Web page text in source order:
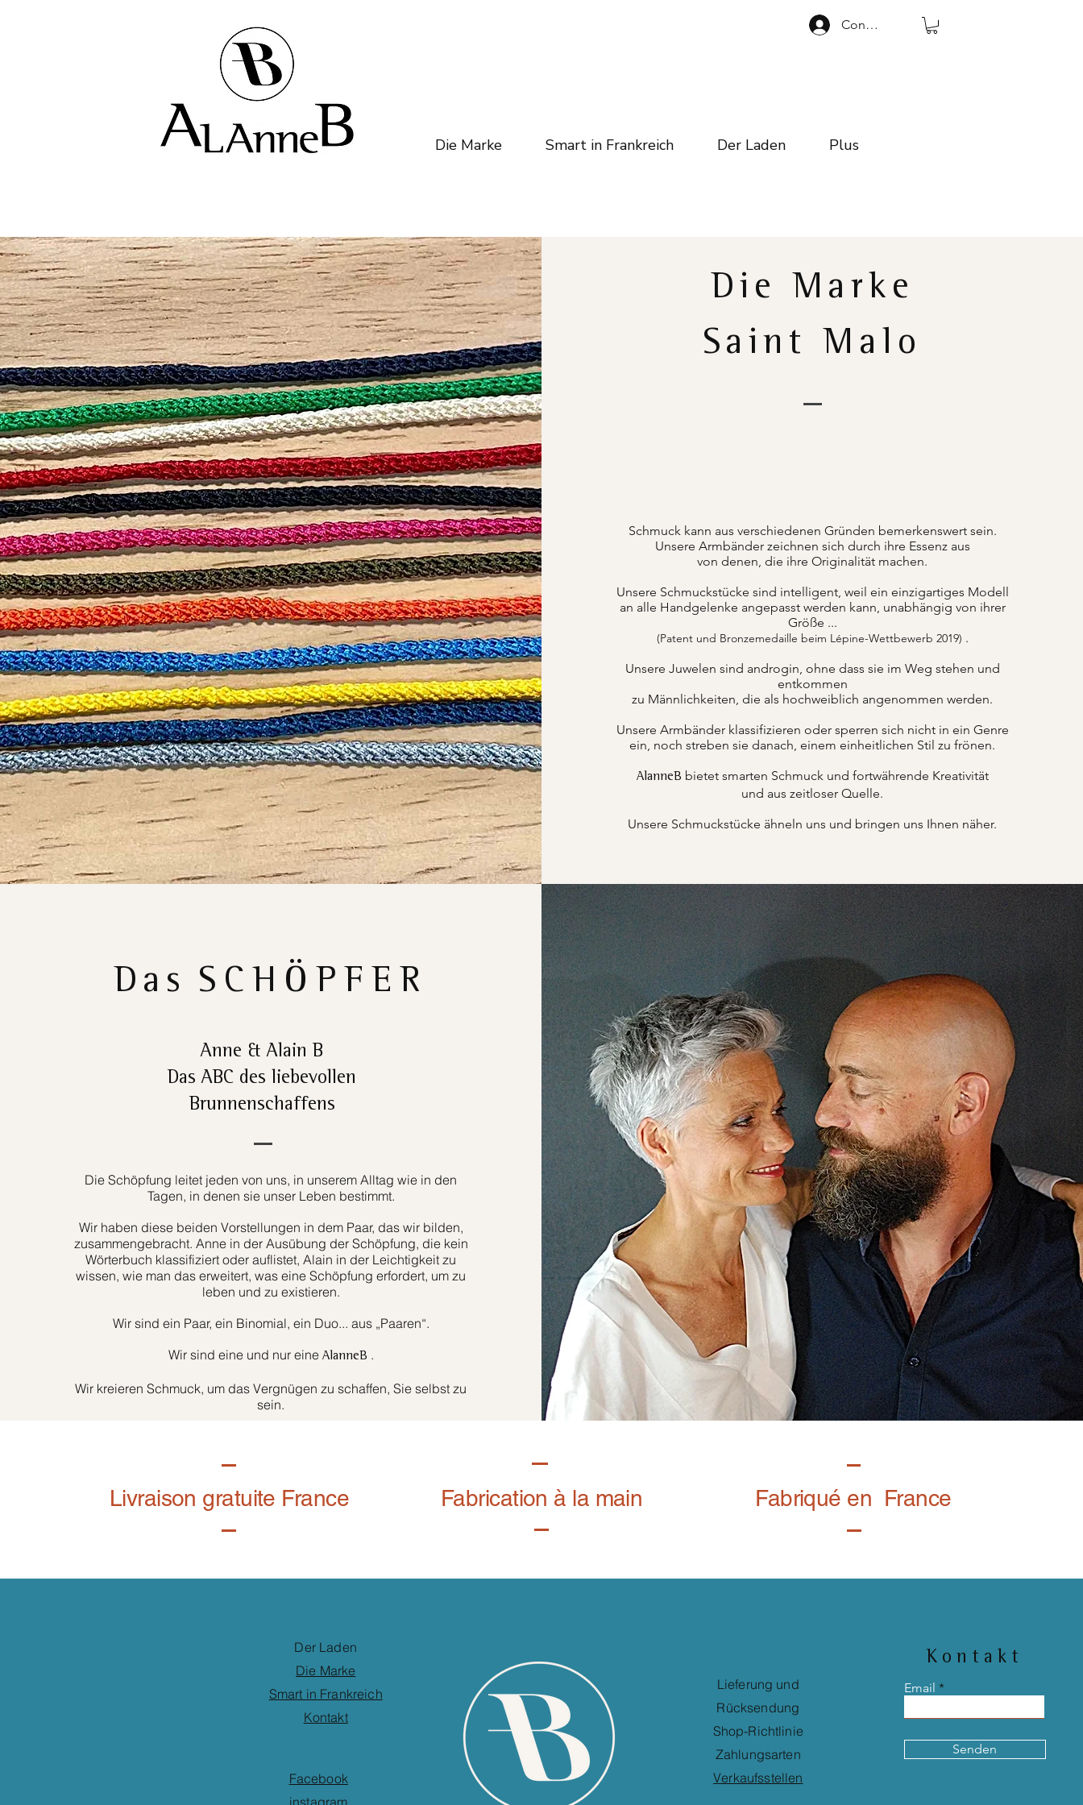
Connexion
Die Marke Smart in Frankreich Der Laden Plus
Die Marke
Saint Malo
Schmuck kann aus verschiedenen Gründen bemerkenswert sein.
Unsere Armbänder zeichnen sich durch ihre Essenz aus
von denen, die ihre Originalität machen.
Unsere Schmuckstücke sind intelligent, weil ein einzigartiges Modell
an alle Handgelenke angepasst werden kann, unabhängig von ihrer
Größe ...
(Patent und Bronzemedaille beim Lépine-Wettbewerb 2019) .
Unsere Juwelen sind androgin, ohne dass sie im Weg stehen und
entkommen
zu Männlichkeiten, die als hochweiblich angenommen werden.
Unsere Armbänder klassifizieren oder sperren sich nicht in ein Genre
ein, noch streben sie danach, einem einheitlichen Stil zu frönen.
AlanneB bietet smarten Schmuck und fortwährende Kreativität
und aus zeitloser Quelle.
Unsere Schmuckstücke ähneln uns und bringen uns Ihnen näher.
Das SCHÖPFER
Anne & Alain B
Das ABC des liebevollen
Brunnenschaffens
Die Schöpfung leitet jeden von uns, in unserem Alltag wie in den
Tagen, in denen sie unser Leben bestimmt.
Wir haben diese beiden Vorstellungen in dem Paar, das wir bilden,
zusammengebracht. Anne in der Ausübung der Schöpfung, die kein
Wörterbuch klassifiziert oder auflistet, Alain in der Leichtigkeit zu
wissen, wie man das erweitert, was eine Schöpfung erfordert, um zu
leben und zu existieren.
Wir sind ein Paar, ein Binomial, ein Duo... aus „Paaren“.
Wir sind eine und nur eine AlanneB .
Wir kreieren Schmuck, um das Vergnügen zu schaffen, Sie selbst zu
sein.
Livraison gratuite France Fabrication à la main Fabriqué en France
Der Laden
Die Marke
Smart in Frankreich
Kontakt
Facebook
instagram
Lieferung und
Rücksendung
Shop-Richtlinie
Zahlungsarten
Verkaufsstellen
Kontakt
Email
Senden